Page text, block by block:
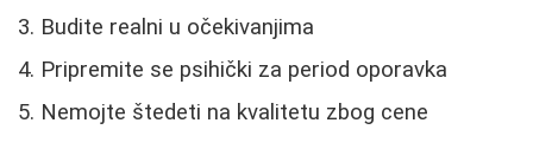
Budite realni u očekivanjima
Pripremite se psihički za period oporavka
Nemojte štedeti na kvalitetu zbog cene